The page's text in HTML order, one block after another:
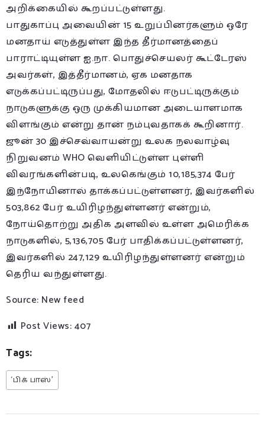
அறிக்கையில் கூறப்பட்டுள்ளது.
பாதுகாப்பு அவையின் 15 உறுப்பினர்களும் ஒரே
மனதாய் எடுத்துள்ள இந்த தீர்மானத்தைப்
பாராட்டியுள்ள ஐ.நா. பொதுச்செயலர் கூட்டேரஸ்
அவர்கள், இத்தீர்மானம், ஏக மனதாக
எடுக்கப்பட்டிருப்பது, மோதலில் ஈடுபட்டிருக்கும்
நாடுகளுக்கு ஒரு முக்கியமான அடையாளமாக
விளங்கும் என்று தான் நம்புவதாகக் கூறினார்.
ஜூன் 30 இச்செவ்வாயன்று உலக நலவாழ்வு
நிறுவனம் WHO வெளியிட்டுள்ள புள்ளி
விவரங்களின்படி, உலகெங்கும் 10,185,374 பேர்
இந்நோயினால் தாக்கப்பட்டுள்ளனர், இவர்களில்
503,862 பேர் உயிரிழந்துள்ளனர் என்றும்,
நோய்தொற்று அதிக அளவில் உள்ள அமெரிக்க
நாடுகளில், 5,136,705 பேர் பாதிக்கப்பட்டுள்ளனர்,
இவர்களில் 247,129 உயிரிழந்துள்ளனர் என்றும்
தெரிய வந்துள்ளது.
Source: New feed
Post Views:407
Tags:
‘பிக் பாஸ்’